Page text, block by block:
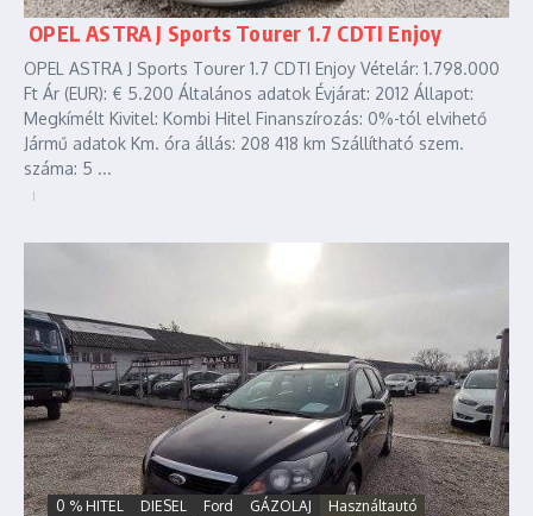
OPEL ASTRA J Sports Tourer 1.7 CDTI Enjoy
OPEL ASTRA J Sports Tourer 1.7 CDTI Enjoy Vételár: 1.798.000
Ft Ár (EUR): € 5.200 Általános adatok Évjárat: 2012 Állapot:
Megkímélt Kivitel: Kombi Hitel Finanszírozás: 0%-tól elvihető
Jármű adatok Km. óra állás: 208 418 km Szállítható szem.
száma: 5 ...
0 % HITEL DIESEL Ford GÁZOLAJ
Használtautó